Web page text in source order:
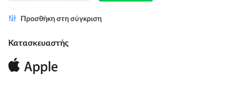
Προσθήκη στη σύγκριση
Κατασκευαστής